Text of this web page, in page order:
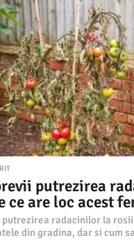
0
6
.
2
0
2
5
putrezirea
ce are loc acest
putrezirea radacinilor la
din gradina, dar si cum